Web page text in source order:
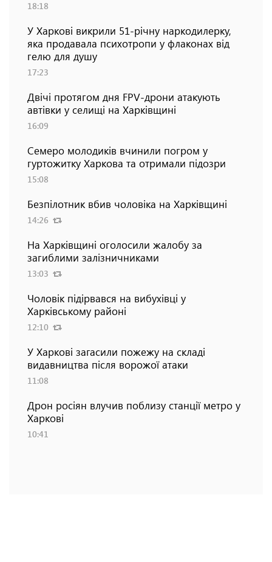
18:18
У Харкові викрили 51-річну наркодилерку,
яка продавала психотропи у флаконах від
гелю для душу
17:23
Двічі протягом дня FPV-дрони атакують
автівки у селищі на Харківщині
16:09
Семеро молодиків вчинили погром у
гуртожитку Харкова та отримали підозри
15:08
Безпілотник вбив чоловіка на Харківщині
14:26
На Харківщині оголосили жалобу за
загиблими залізничниками
13:03
Чоловік підірвався на вибухівці у
Харківському районі
12:10
У Харкові загасили пожежу на складі
видавництва після ворожої атаки
11:08
Дрон росіян влучив поблизу станції метро у
Харкові
10:41